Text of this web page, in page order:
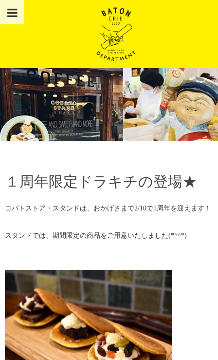
１周年限定ドラキチの登場★
コバトストア・スタンドは、おかげさまで2/10で1周年を迎えます！
スタンドでは、期間限定の商品をご用意いたしました(*^^*)